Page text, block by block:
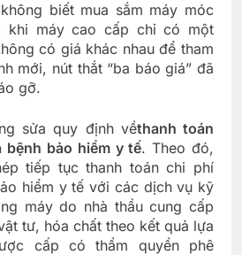
biết mua sắm máy móc
khi máy cao cấp chỉ có một
có giá khác nhau để tham
mới, nút thắt “ba báo giá” đã
gỡ.
sửa quy định vềthanh toán
bệnh bảo hiểm y tế. Theo đó,
tiếp tục thanh toán chi phí
hiểm y tế với các dịch vụ kỹ
máy do nhà thầu cung cấp
tư, hóa chất theo kết quả lựa
cấp có thẩm quyền phê